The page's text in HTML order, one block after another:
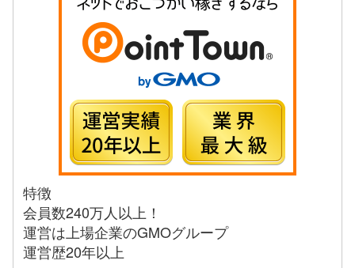
特徴
会員数240万人以上！
運営は上場企業のGMOグループ
運営歴20年以上